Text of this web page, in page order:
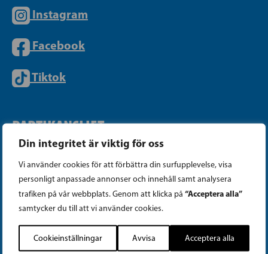
Din integritet är viktig för oss
Vi använder cookies för att förbättra din surfupplevelse, visa
personligt anpassade annonser och innehåll samt analysera
trafiken på vår webbplats. Genom att klicka på “Acceptera alla”
samtycker du till att vi använder cookies.
Cookieinställningar Avvisa Acceptera alla
Instagram
Facebook
Tiktok
PARTIKANSLIET
Telefon (09) 693 070
PB 430, 00101 Helsingfors
Georgsgatan 27, 00100 Helsingfors
info@sfp.fi
Faktureringsuppgifter